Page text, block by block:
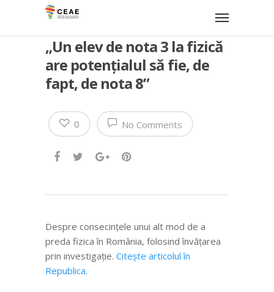
„Un elev de nota 3 la fizică
are potențialul să fie, de
fapt, de nota 8”
No Comments
0
Despre consecinţele unui alt mod de a
preda fizica în România, folosind învăţarea
prin investigaţie. Citeşte articolul în
Republica.